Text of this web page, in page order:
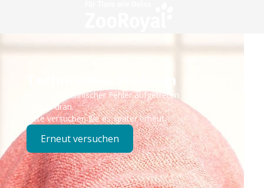
Technisches Problem
Es ist ein technischer Fehler aufgetreten – wir sind
bereits dran.
Bitte versuchen Sie es später erneut.
Erneut versuchen